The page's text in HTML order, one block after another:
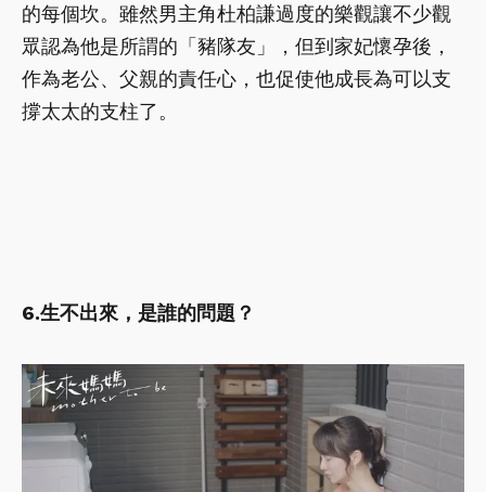
的每個坎。雖然男主角杜柏謙過度的樂觀讓不少觀
眾認為他是所謂的「豬隊友」，但到家妃懷孕後，
作為老公、父親的責任心，也促使他成長為可以支
撐太太的支柱了。
6.生不出來，是誰的問題？